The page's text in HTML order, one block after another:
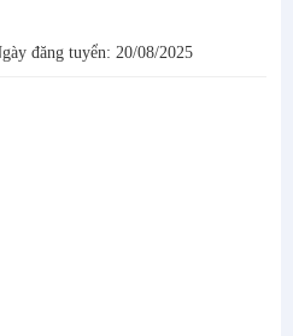
đăng tuyển: 20/08/2025